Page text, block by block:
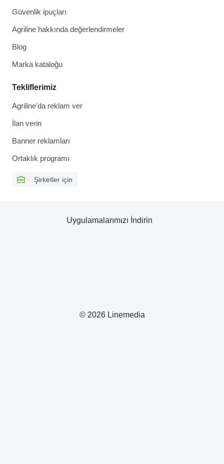
Güvenlik ipuçları
Agriline hakkında değerlendirmeler
Blog
Marka kataloğu
Tekliflerimiz
Agriline'da reklam ver
İlan verin
Banner reklamları
Ortaklık programı
Şirketler için
© 2026 Linemedia
Uygulamalarımızı İndirin